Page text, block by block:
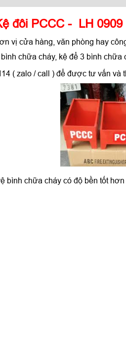
đôi PCCC - LH 0909
vị cửa hàng, văn phòng hay
chữa cháy, kệ để 3 bình chữa
( zalo / call ) để được tư vấn và
bình chữa cháy có độ bền tốt